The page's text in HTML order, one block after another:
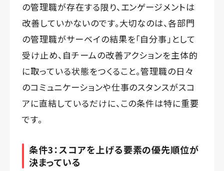
の管理職が存在する限り、エンゲージメントは
改善していかないのです。大切なのは、各部門
の管理職がサーベイの結果を「自分事」として
受け止め、自チームの改善アクションを主体的
に取っている状態をつくること。管理職の日々
のコミュニケーションや仕事のスタンスがスコ
アに直結しているだけに、この条件は特に重要
です。
条件3：スコアを上げる要素の優先順位が
決まっている